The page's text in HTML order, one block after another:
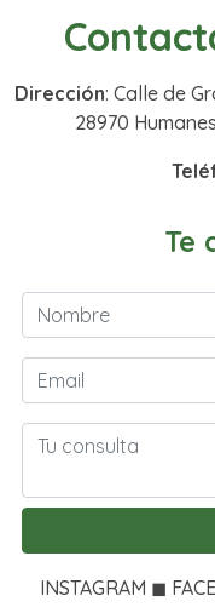
Dirección: Calle de
28970
Te
INSTAGRAM ◼